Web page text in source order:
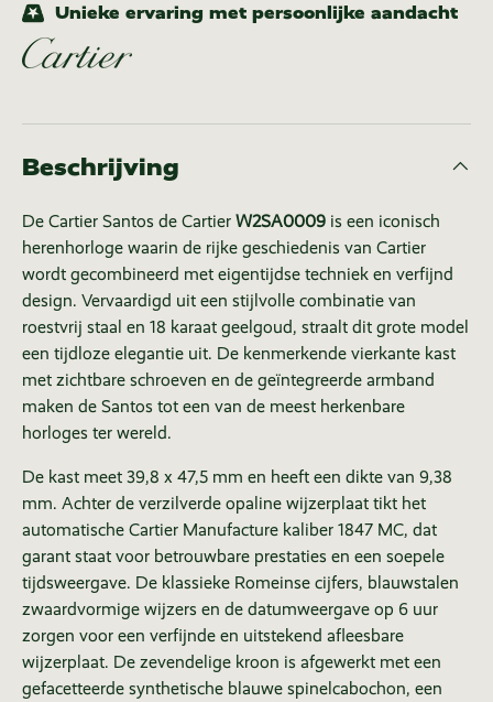
Unieke ervaring met persoonlijke aandacht
Beschrijving
De Cartier Santos de Cartier W2SA0009 is een iconisch
herenhorloge waarin de rijke geschiedenis van Cartier
wordt gecombineerd met eigentijdse techniek en verfijnd
design. Vervaardigd uit een stijlvolle combinatie van
roestvrij staal en 18 karaat geelgoud, straalt dit grote model
een tijdloze elegantie uit. De kenmerkende vierkante kast
met zichtbare schroeven en de geïntegreerde armband
maken de Santos tot een van de meest herkenbare
horloges ter wereld.
De kast meet 39,8 x 47,5 mm en heeft een dikte van 9,38
mm. Achter de verzilverde opaline wijzerplaat tikt het
automatische Cartier Manufacture kaliber 1847 MC, dat
garant staat voor betrouwbare prestaties en een soepele
tijdsweergave. De klassieke Romeinse cijfers, blauwstalen
zwaardvormige wijzers en de datumweergave op 6 uur
zorgen voor een verfijnde en uitstekend afleesbare
wijzerplaat. De zevendelige kroon is afgewerkt met een
gefacetteerde synthetische blauwe spinelcabochon, een